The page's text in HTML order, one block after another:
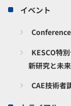
イベント
Conference
KESCO特
新研究と未
CAE技術者